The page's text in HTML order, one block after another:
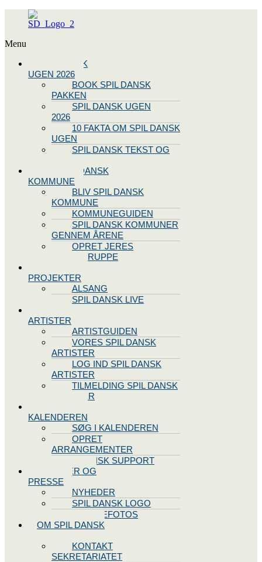
Menu
SPIL DANSK
UGEN 2026
BOOK SPIL DANSK
PAKKEN
SPIL DANSK UGEN
2026
10 FAKTA OM SPIL DANSK
UGEN
SPIL DANSK TEKST OG
BLIV SPIL DANSK
KOMMUNE
BLIV SPIL DANSK
KOMMUNE
KOMMUNEGUIDEN
SPIL DANSK KOMMUNER
GENNEM ÅRENE
OPRET JERES
STYREGRUPPE
PROJEKTER
ALSANG
SPIL DANSK LIVE
ARTISTER
ARTISTGUIDEN
VORES SPIL DANSK
ARTISTER
LOG IND SPIL DANSK
ARTISTER
TILMELDING SPIL DANSK
ARTISTER
KALENDEREN
SØG I KALENDEREN
OPRET
ARRANGEMENTER
TEKNISK SUPPORT
NYHEDER OG
PRESSE
NYHEDER
SPIL DANSK LOGO
PRESSEFOTOS
OM SPIL DANSK
KONTAKT
SEKRETARIATET